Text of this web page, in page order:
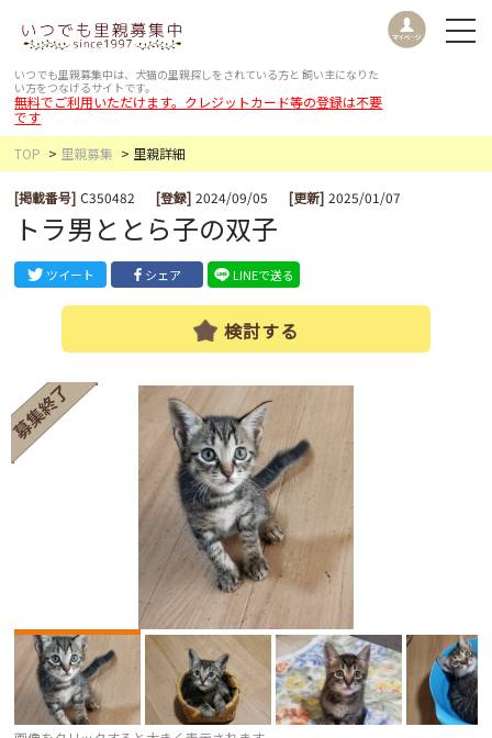
いつでも里親募集中は、犬猫の里親探しをされている方と 飼い主になりた
い方をつなげるサイトです。
無料でご利用いただけます。クレジットカード等の登録は不要
です
TOP
里親募集 里親詳細
[掲載番号] C350482 [登録] 2024/09/05 [更新] 2025/01/07
トラ男ととら子の双子
ツイート シェア LINEで送る
検討する